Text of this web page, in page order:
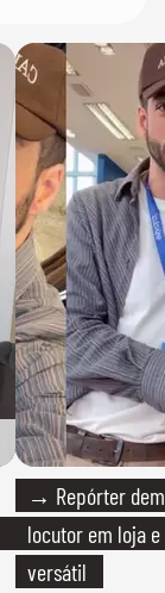
→ Repórter
locutor em loja
versátil